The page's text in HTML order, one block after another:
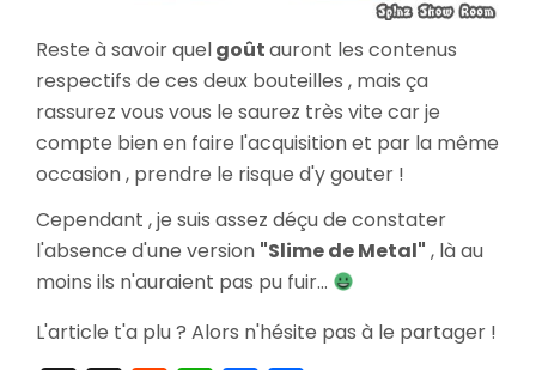
Reste à savoir quelgoûtauront les contenus
respectifs de ces deux bouteilles , mais ça
rassurez vous vous le saurez très vite car je
compte bien en faire l'acquisition et par la même
occasion , prendre le risque d'y gouter !
Cependant , je suis assez déçu de constater
l'absence d'une version "Slime de Metal" , là au
moins ils n'auraient pas pu fuir...
L'article t'a plu ? Alors n'hésite pas à le partager !